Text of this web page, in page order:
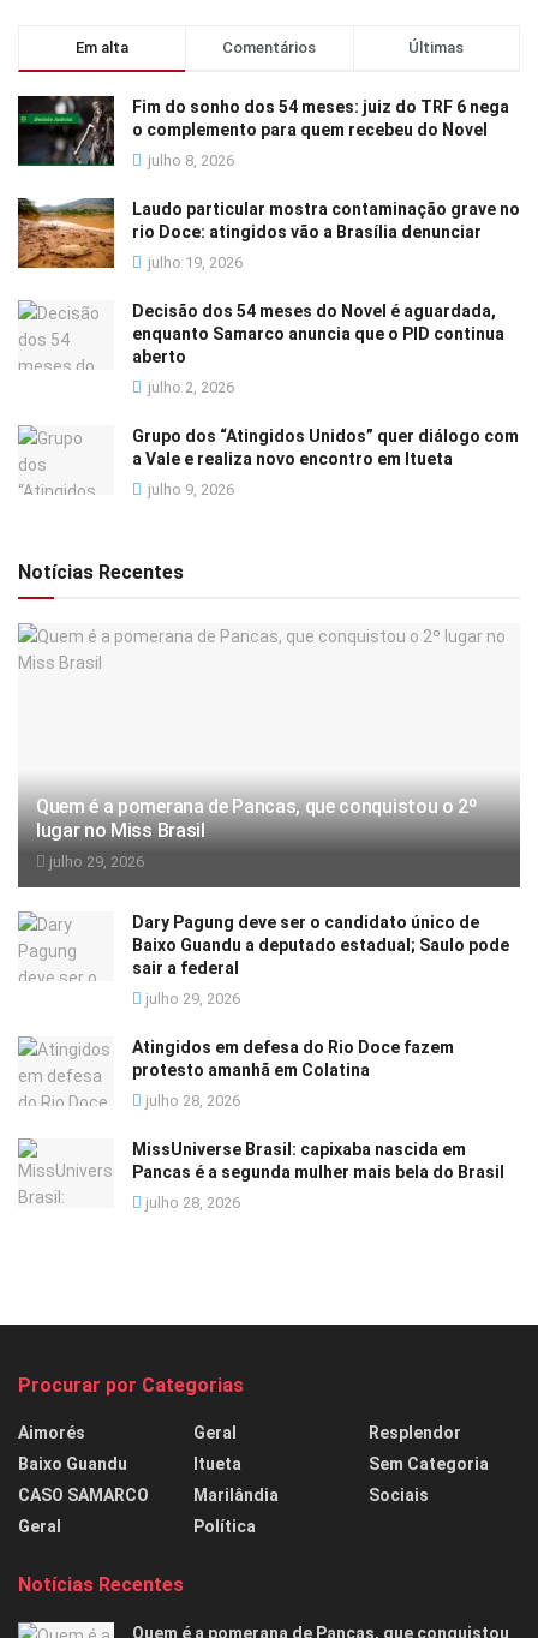
Em alta Comentários Últimas
Fim do sonho dos 54 meses: juiz do TRF 6 nega
o complemento para quem recebeu do Novel
julho 8, 2026
Laudo particular mostra contaminação grave no
rio Doce: atingidos vão a Brasília denunciar
julho 19, 2026
Decisão dos 54 meses do Novel é aguardada,
enquanto Samarco anuncia que o PID continua
aberto
julho 2, 2026
Grupo dos “Atingidos Unidos” quer diálogo com
a Vale e realiza novo encontro em Itueta
julho 9, 2026
Notícias Recentes
Quem é a pomerana de Pancas, que conquistou o 2º
lugar no Miss Brasil
julho 29, 2026
Dary Pagung deve ser o candidato único de
Baixo Guandu a deputado estadual; Saulo pode
sair a federal
julho 29, 2026
Atingidos em defesa do Rio Doce fazem
protesto amanhã em Colatina
julho 28, 2026
MissUniverse Brasil: capixaba nascida em
Pancas é a segunda mulher mais bela do Brasil
julho 28, 2026
Procurar por Categorias
Aimorés
Baixo Guandu
CASO SAMARCO
Geral
Geral
Itueta
Marilândia
Política
Resplendor
Sem Categoria
Sociais
Notícias Recentes
Quem é a pomerana de Pancas, que conquistou